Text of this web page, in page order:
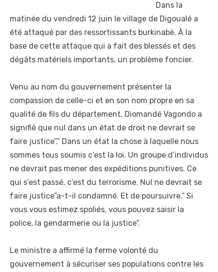
Dans la
matinée du vendredi 12 juin le village de Digoualé a
été attaqué par des ressortissants burkinabè. À la
base de cette attaque qui a fait des blessés et des
dégâts matériels importants, un problème foncier.
Venu au nom du gouvernement présenter la
compassion de celle-ci et en son nom propre en sa
qualité de fils du département, Diomandé Vagondo a
signifié que nul dans un état de droit ne devrait se
faire justice”.” Dans un état la chose à laquelle nous
sommes tous soumis c’est la loi. Un groupe d’individus
ne devrait pas mener des expéditions punitives. Ce
qui s’est passé, c’est du terrorisme. Nul ne devrait se
faire justice”a-t-il condamné. Et de poursuivre.” Si
vous vous estimez spoliés, vous pouvez saisir la
police, la gendarmerie ou la justice”.
Le ministre a affirmé la ferme volonté du
gouvernement à sécuriser ses populations contre les